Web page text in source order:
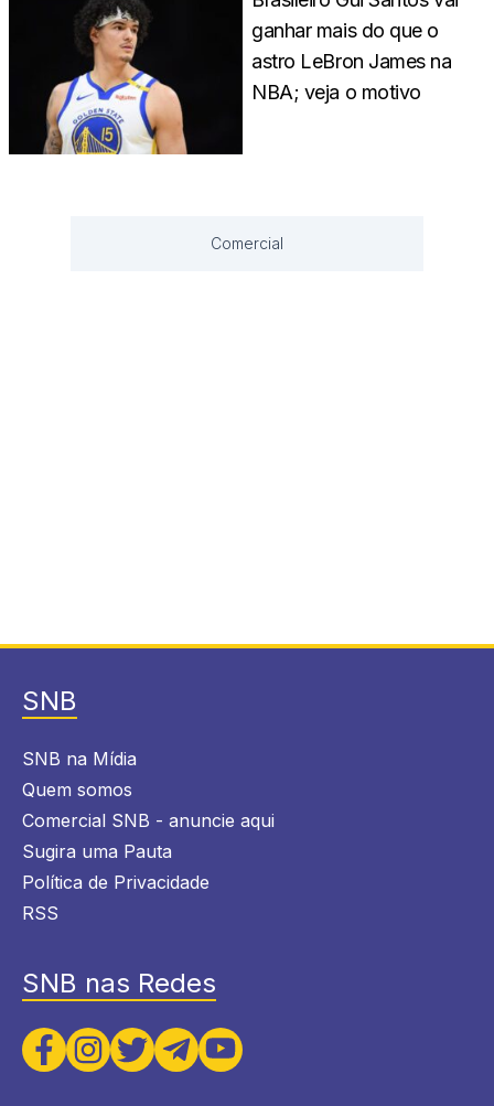
ganhar mais do que o
astro LeBron James na
NBA; veja o motivo
Comercial
SNB
SNB na Mídia
Quem somos
Comercial SNB - anuncie aqui
Sugira uma Pauta
Política de Privacidade
RSS
SNB nas Redes